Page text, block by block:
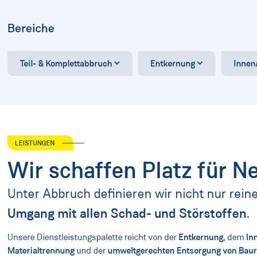
Bereiche
Teil- & Komplettabbruch Entkernung
LEISTUNGEN
Wir schaffen Platz für
Unter Abbruch definieren wir nicht nur
Umgang mit allen Schad- und Störstoffen.
Unsere Dienstleistungspalette reicht von der Entkernung, dem
Materialtrennung und der umweltgerechten Entsorgung von